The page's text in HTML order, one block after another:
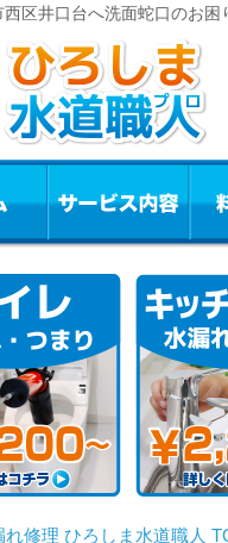
西区井口台へ洗面蛇口のお
れ修理 ひろしま水道職人